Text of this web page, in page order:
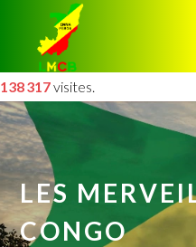
138 317visites.
LES
CONGO